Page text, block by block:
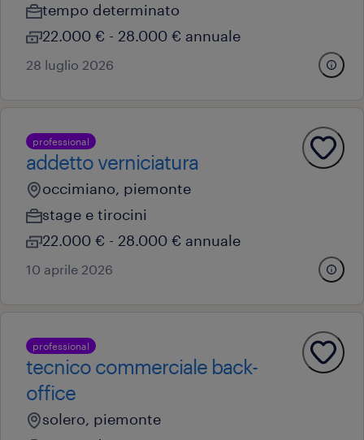
tempo determinato
22.000 € - 28.000 € annuale
28 luglio 2026
professional
addetto verniciatura
occimiano, piemonte
stage e tirocini
22.000 € - 28.000 € annuale
10 aprile 2026
professional
tecnico commerciale back-
office
solero, piemonte